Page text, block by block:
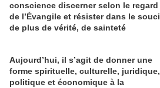
conscience discerner selon le regard
de l’Évangile et résister dans le souci
de plus de vérité, de sainteté
Aujourd’hui, il s’agit de donner une
forme spirituelle, culturelle, juridique,
politique et économique à la